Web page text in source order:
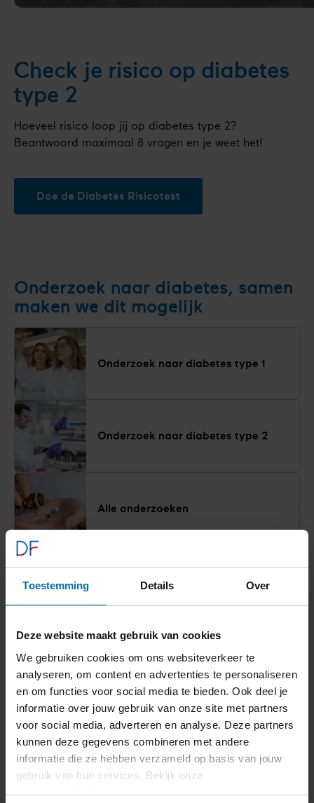
Toestemming Details Over
Deze website maakt gebruik van cookies
We gebruiken cookies om ons websiteverkeer te
analyseren, om content en advertenties te personaliseren
en om functies voor social media te bieden. Ook deel je
informatie over jouw gebruik van onze site met partners
voor social media, adverteren en analyse. Deze partners
kunnen deze gegevens combineren met andere
informatie die ze hebben verzameld op basis van jouw
gebruik van hun services. Bekijk onze
privacyverklaring.
Check je risico op diabetes
type 2
Hoeveel risico loop jij op diabetes type 2?
Beantwoord maximaal 8 vragen en je weet het!
Doe de Diabetes Risicotest
Onderzoek naar diabetes, samen
maken we dit mogelijk
Onderzoek naar diabetes type 1
Onderzoek naar diabetes type 2
Alle onderzoeken
Alles over onderzoek
Nieuws